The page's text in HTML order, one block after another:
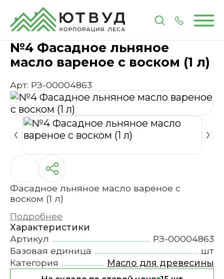
ГлавнаяКаталогЛакокрасочные материалы
№4 Фасадное льняное
масло вареное с воском (1 л)
Арт: РЗ-00004863
Фасадное льняное масло вареное с
воском (1 л)
Подробнее
Характеристики
Артикул
РЗ-00004863
Базовая единица
шт
Категория
Масло для древесины